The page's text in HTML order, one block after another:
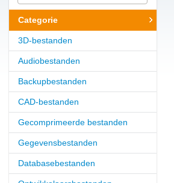
Categorie
3D-bestanden
Audiobestanden
Backupbestanden
CAD-bestanden
Gecomprimeerde bestanden
Gegevensbestanden
Databasebestanden